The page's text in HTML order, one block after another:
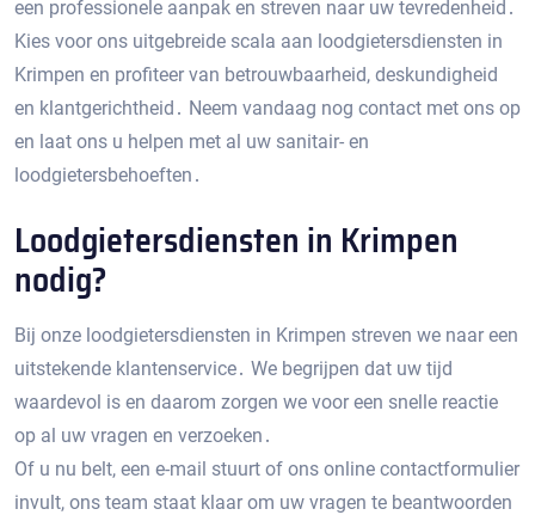
een professionele aanpak en streven naar uw tevredenheid․
Kies voor ons uitgebreide scala aan loodgietersdiensten in
Krimpen en profiteer van betrouwbaarheid, deskundigheid
en klantgerichtheid․ Neem vandaag nog contact met ons op
en laat ons u helpen met al uw sanitair- en
loodgietersbehoeften․
Loodgietersdiensten in Krimpen
nodig?
Bij onze loodgietersdiensten in Krimpen streven we naar een
uitstekende klantenservice․ We begrijpen dat uw tijd
waardevol is en daarom zorgen we voor een snelle reactie
op al uw vragen en verzoeken․
Of u nu belt, een e-mail stuurt of ons online contactformulier
invult, ons team staat klaar om uw vragen te beantwoorden